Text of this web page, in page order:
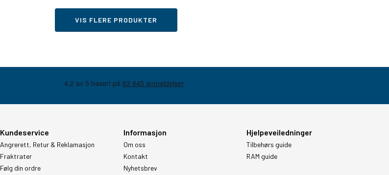
VIS FLERE PRODUKTER
Kundeservice
Angrerett, Retur & Reklamasjon
Fraktrater
Følg din ordre
Informasjon
Om oss
Kontakt
Nyhetsbrev
Hjelpeveiledninger
Tilbehørs guide
RAM guide